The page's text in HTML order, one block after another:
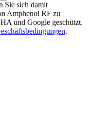
Sie sich damit
Amphenol RF zu
und Google geschützt.
.